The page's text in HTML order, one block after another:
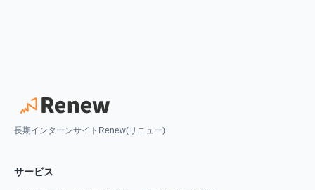
長期インターンサイトRenew(リニュー)
サービス